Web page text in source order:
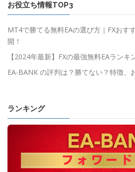
お役立ち情報TOP3
MT4で勝てる無料EAの選び方｜FXおす
開！
【2024年最新】FXの最強無料EAランキ
EA-BANK の評判は？勝てない？特徴、
ランキング